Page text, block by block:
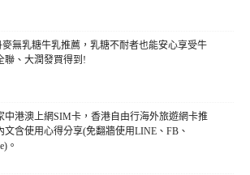
麥無乳糖牛乳推薦，乳糖不耐者也能安心享受牛
聯、大潤發買得到!
中港澳上網SIM卡，香港自由行海外旅遊網卡推
文含使用心得分享(免翻牆使用LINE、FB、
。